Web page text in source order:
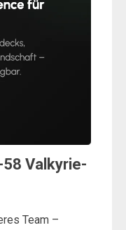
Valkyrie-
Team –